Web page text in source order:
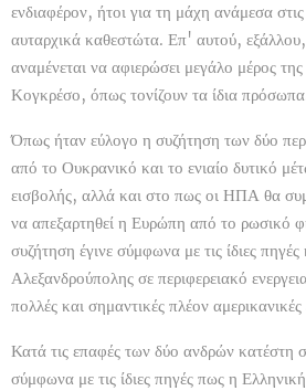
ενδιαφέρον, ήτοι για τη μάχη ανάμεσα
αυταρχικά καθεστώτα. Επ' αυτού,
αναμένεται να αφιερώσει μεγάλο μέρος
Κογκρέσο, όπως τονίζουν τα ίδια
Όπως ήταν εύλογο η συζήτηση των δύο
από το Ουκρανικό και το ενιαίο δυτικό
εισβολής, αλλά και στο πως οι ΗΠΑ θα
να απεξαρτηθεί η Ευρώπη από το ρωσικό
συζήτηση έγινε σύμφωνα με τις ίδιες
Αλεξανδρούπολης σε περιφερειακό
πολλές και σημαντικές πλέον
Κατά τις επαφές των δύο ανδρών κατέστη
σύμφωνα με τις ίδιες πηγές πως η